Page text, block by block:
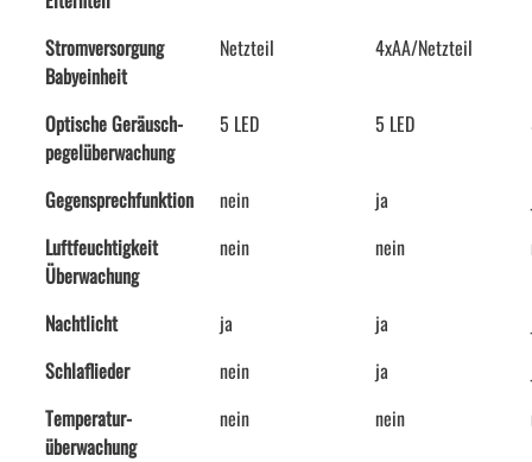
Stromversorgung
Babyeinheit
Netzteil 4xAA/Netzteil
Optische Geräusch-
pegelüberwachung
5 LED 5 LED
Gegensprechfunktion nein ja
Luftfeuchtigkeit
Überwachung
nein nein
Nachtlicht ja ja
Schlaflieder
nein ja
Temperatur-
überwachung
nein nein